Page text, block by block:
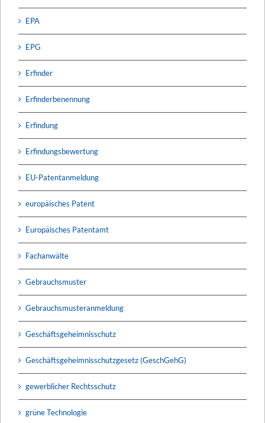
EPA
EPG
Erfinder
Erfinderbenennung
Erfindung
Erfindungsbewertung
EU-Patentanmeldung
europäisches Patent
Europäisches Patentamt
Fachanwälte
Gebrauchsmuster
Gebrauchsmusteranmeldung
Geschäftsgeheimnisschutz
Geschäftsgeheimnisschutzgesetz (GeschGehG)
gewerblicher Rechtsschutz
grüne Technologie